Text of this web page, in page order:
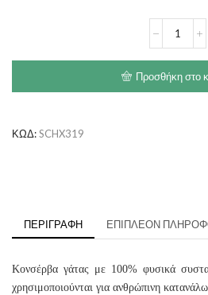
ποσότητα
Προσθήκη στο
ΚΩΔ:SCHX319
ΠΕΡΙΓΡΑΦΉ ΕΠΙΠΛΈΟΝ
Κονσέρβα γάτας με 100% φυσικά
χρησιμοποιούνται για ανθρώπινη